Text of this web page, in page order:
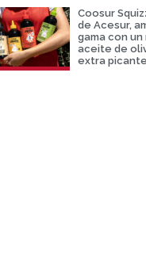
Coosur
de Acesur,
gama con un
aceite de
extra picante